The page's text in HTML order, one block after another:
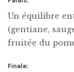
Un équilibre
(gentiane,
fruitée du
Finale: